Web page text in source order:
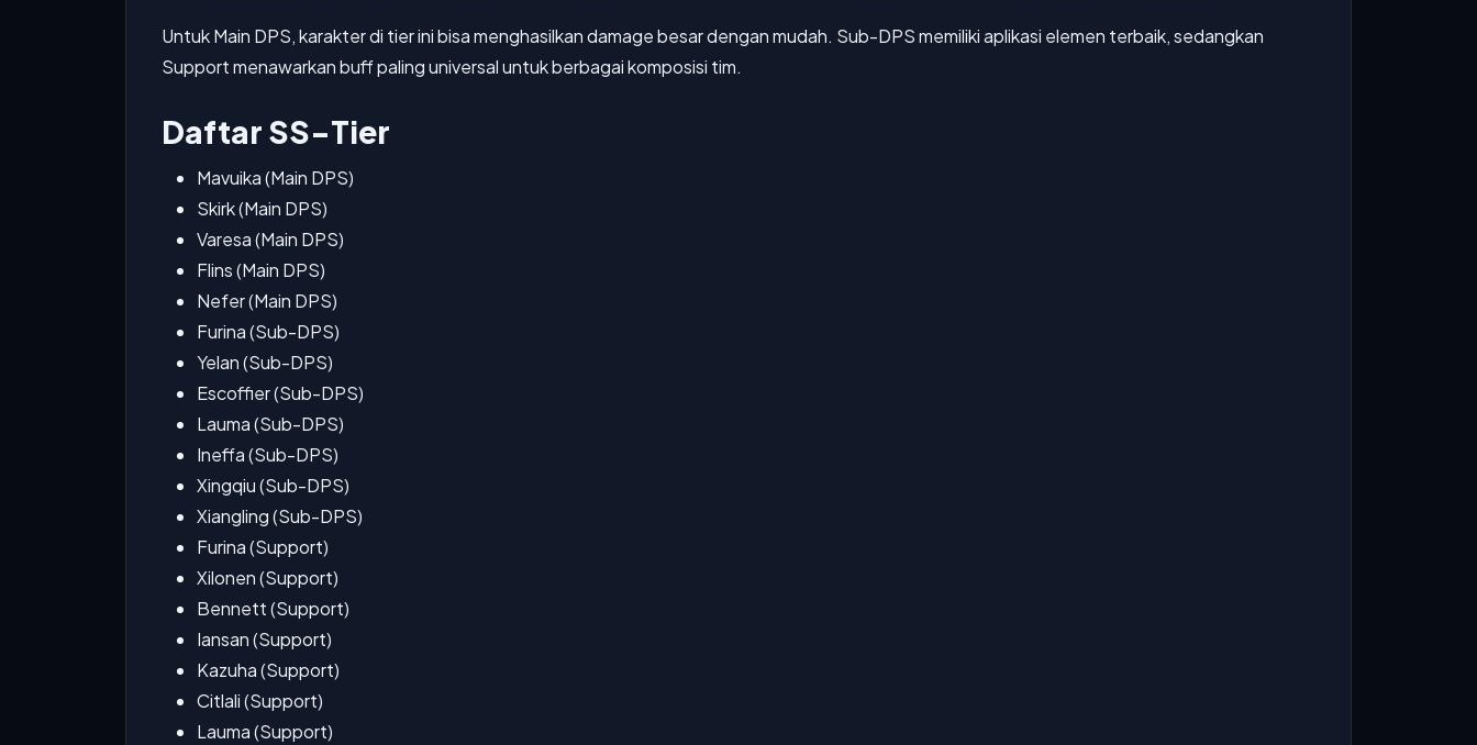
Untuk Main DPS, karakter di tier ini bisa menghasilkan damage besar dengan mudah. Sub-DPS memiliki aplikasi elemen terbaik, sedangkan
Support menawarkan buff paling universal untuk berbagai komposisi tim.
Daftar SS-Tier
Mavuika (Main DPS)
Skirk (Main DPS)
Varesa (Main DPS)
Flins (Main DPS)
Nefer (Main DPS)
Furina (Sub-DPS)
Yelan (Sub-DPS)
Escoffier (Sub-DPS)
Lauma (Sub-DPS)
Ineffa (Sub-DPS)
Xingqiu (Sub-DPS)
Xiangling (Sub-DPS)
Furina (Support)
Xilonen (Support)
Bennett (Support)
Iansan (Support)
Kazuha (Support)
Citlali (Support)
Lauma (Support)